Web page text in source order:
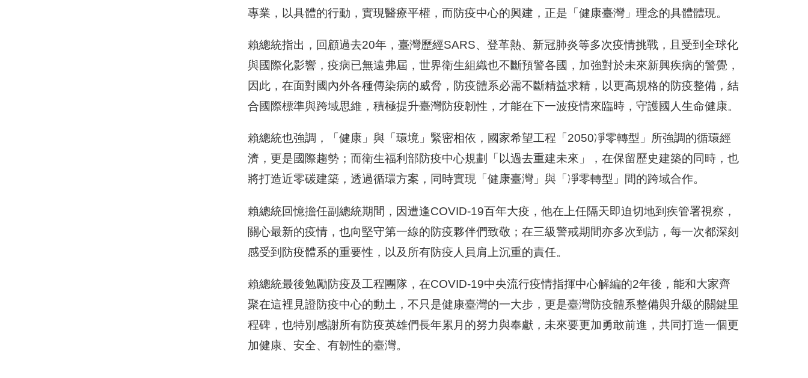
專業，以具體的行動，實現醫療平權，而防疫中心的興建，正是「健康臺灣」理念的具體體現。
賴總統指出，回顧過去20年，臺灣歷經SARS、登革熱、新冠肺炎等多次疫情挑戰，且受到全球化
與國際化影響，疫病已無遠弗屆，世界衛生組織也不斷預警各國，加強對於未來新興疾病的警覺，
因此，在面對國內外各種傳染病的威脅，防疫體系必需不斷精益求精，以更高規格的防疫整備，結
合國際標準與跨域思維，積極提升臺灣防疫韌性，才能在下一波疫情來臨時，守護國人生命健康。
賴總統也強調，「健康」與「環境」緊密相依，國家希望工程「2050凈零轉型」所強調的循環經
濟，更是國際趨勢；而衛生福利部防疫中心規劃「以過去重建未來」，在保留歷史建築的同時，也
將打造近零碳建築，透過循環方案，同時實現「健康臺灣」與「凈零轉型」間的跨域合作。
賴總統回憶擔任副總統期間，因遭逢COVID-19百年大疫，他在上任隔天即迫切地到疾管署視察，
關心最新的疫情，也向堅守第一線的防疫夥伴們致敬；在三級警戒期間亦多次到訪，每一次都深刻
感受到防疫體系的重要性，以及所有防疫人員肩上沉重的責任。
賴總統最後勉勵防疫及工程團隊，在COVID-19中央流行疫情指揮中心解編的2年後，能和大家齊
聚在這裡見證防疫中心的動土，不只是健康臺灣的一大步，更是臺灣防疫體系整備與升級的關鍵里
程碑，也特別感謝所有防疫英雄們長年累月的努力與奉獻，未來要更加勇敢前進，共同打造一個更
加健康、安全、有韌性的臺灣。